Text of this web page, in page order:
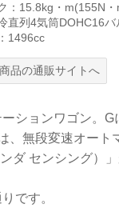
：15.8kg・m(155N
直列4気筒DOHC16バ
1496cc
品の通販サイトへ
ションワゴン。
、無段変速オート
ダ センシング）」
です。